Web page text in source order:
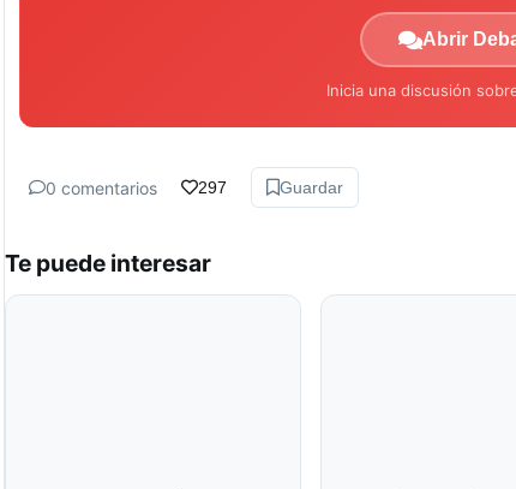
Abrir
Inicia una discusión
0 comentarios 297 Guardar
Te puede interesar